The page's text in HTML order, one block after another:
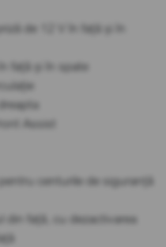
de 12 V în față și în
față și în spate
Assist
centurile de siguranță
din față, cu dezactivarea